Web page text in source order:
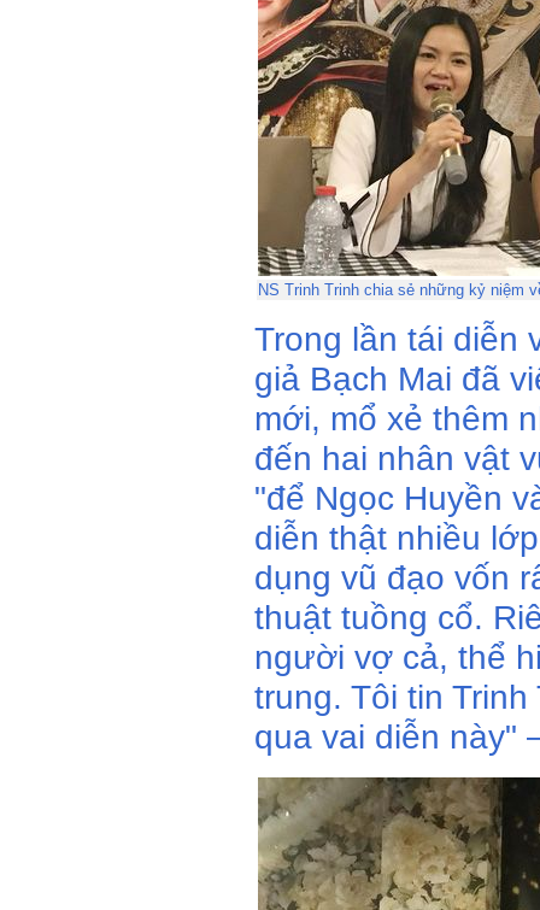
NS Trinh Trinh chia sẻ những kỷ niệm
Trong lần tái diễn
giả Bạch Mai đã
mới, mổ xẻ thêm
đến hai nhân vật
"để Ngọc Huyền
diễn thật nhiều
dụng vũ đạo vốn
thuật tuồng cổ.
người vợ cả, thể
trung. Tôi tin
qua vai diễn này"